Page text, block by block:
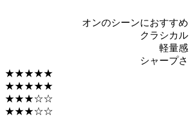
オンのシーンにおすすめ
クラシカル
軽量感
シャープさ
★★★★★
★★★★★
★★★☆☆
★★★☆☆